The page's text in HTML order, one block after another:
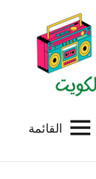
القائمة